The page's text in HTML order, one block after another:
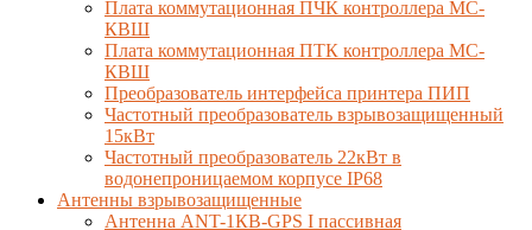
Плата коммутационная ПЧК контроллера МС-
КВШ
Плата коммутационная ПТК контроллера МС-
КВШ
Преобразователь интерфейса принтера ПИП
Частотный преобразователь взрывозащищенный
15кВт
Частотный преобразователь 22кВт в
водонепроницаемом корпусе IP68
Антенны взрывозащищенные
Антенна ANT-1КВ-GPS I пассивная